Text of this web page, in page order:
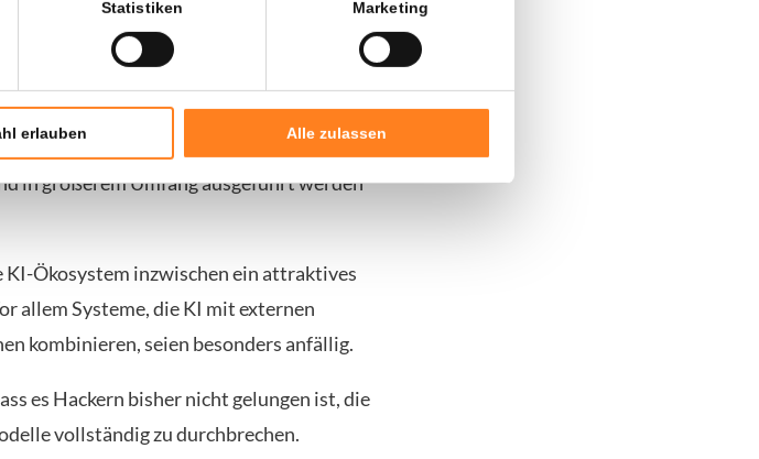
Statistiken Marketing
erlauben Alle zulassen
von Premium-KI-Plattformen schnell zu.
nutzen, um KI-Konten zu teilen,
von KI-Diensten zu umgehen.
in größerem Umfang ausgeführt werden
KI-Ökosystem inzwischen ein attraktives
allem Systeme, die KI mit externen
kombinieren, seien besonders anfällig.
es Hackern bisher nicht gelungen ist, die
vollständig zu durchbrechen.